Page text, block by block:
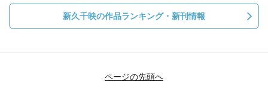
新久千映の作品ランキング・新刊情報
ページの先頭へ